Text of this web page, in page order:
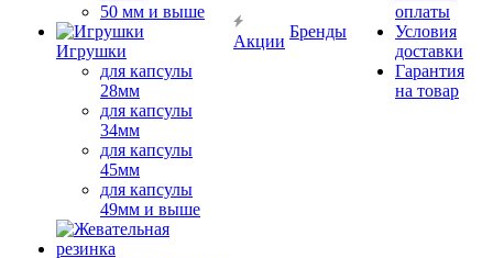
50 мм и выше
Игрушки
для капсулы
28мм
для капсулы
34мм
для капсулы
45мм
для капсулы
49мм и выше
Акции
Бренды
оплаты
Условия
доставки
Гарантия
на товар